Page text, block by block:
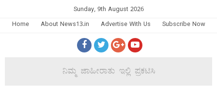
Sunday, 9th August 2026
Home
About News13.in Advertise With Us Subscribe Now